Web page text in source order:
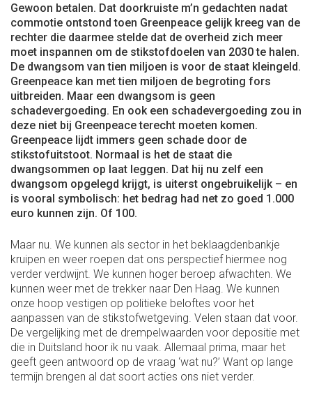
Gewoon betalen. Dat doorkruiste m’n gedachten nadat
commotie ontstond toen Greenpeace gelijk kreeg van de
rechter die daarmee stelde dat de overheid zich meer
moet inspannen om de stikstofdoelen van 2030 te halen.
De dwangsom van tien miljoen is voor de staat kleingeld.
Greenpeace kan met tien miljoen de begroting fors
uitbreiden. Maar een dwangsom is geen
schadevergoeding. En ook een schadevergoeding zou in
deze niet bij Greenpeace terecht moeten komen.
Greenpeace lijdt immers geen schade door de
stikstofuitstoot. Normaal is het de staat die
dwangsommen op laat leggen. Dat hij nu zelf een
dwangsom opgelegd krijgt, is uiterst ongebruikelijk – en
is vooral symbolisch: het bedrag had net zo goed 1.000
euro kunnen zijn. Of 100.
Maar nu. We kunnen als sector in het beklaagdenbankje
kruipen en weer roepen dat ons perspectief hiermee nog
verder verdwijnt. We kunnen hoger beroep afwachten. We
kunnen weer met de trekker naar Den Haag. We kunnen
onze hoop vestigen op politieke beloftes voor het
aanpassen van de stikstofwetgeving. Velen staan dat voor.
De vergelijking met de drempelwaarden voor depositie met
die in Duitsland hoor ik nu vaak. Allemaal prima, maar het
geeft geen antwoord op de vraag ‘wat nu?’ Want op lange
termijn brengen al dat soort acties ons niet verder.